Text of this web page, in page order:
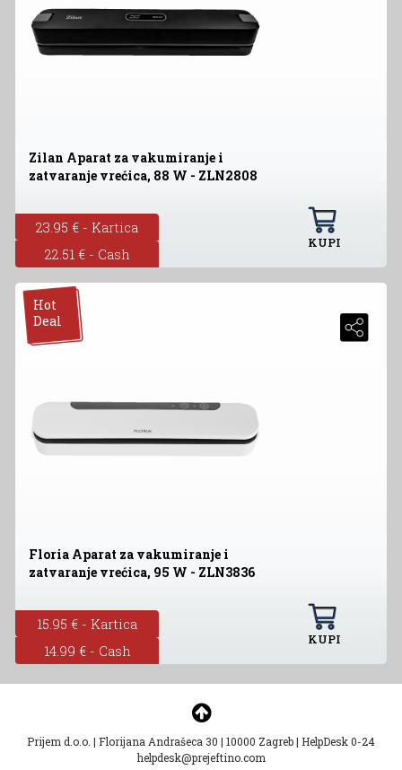
Zilan Aparat za vakumiranje i
zatvaranje vrećica, 88 W - ZLN2808
23.95 € - Kartica
22.51 € - Cash
KUPI
Hot
Deal
Floria Aparat za vakumiranje i
zatvaranje vrećica, 95 W - ZLN3836
15.95 € - Kartica
14.99 € - Cash
KUPI
Prijem d.o.o. | Florijana Andrašeca 30 | 10000 Zagreb| HelpDesk 0-24
helpdesk@prejeftino.com